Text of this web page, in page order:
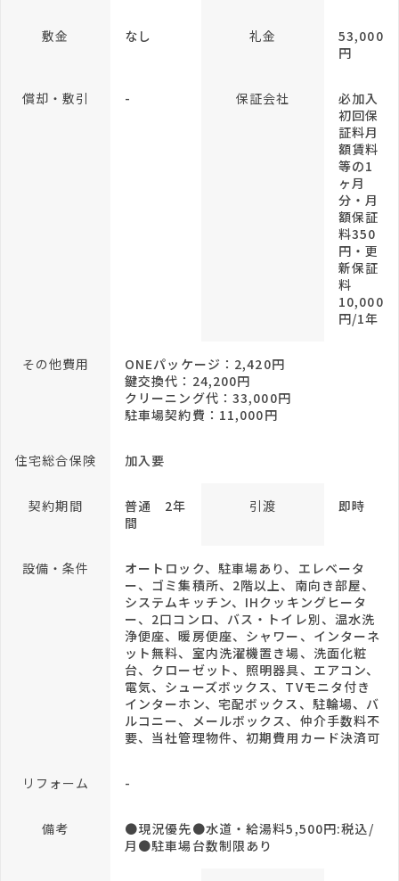
敷金 なし 礼金
53,000
円
償却・敷引 - 保証会社
必加入
初回保
証料月
額賃料
等の1
ヶ月
分・月
額保証
料350
円・更
新保証
料
10,000
円/1年
その他費用
ONEパッケージ：2,420円
鍵交換代：24,200円
クリーニング代：33,000円
駐車場契約費：11,000円
住宅総合保険 加入要
契約期間
普通 2年
間
引渡 即時
設備・条件
オートロック、駐車場あり、エレベータ
ー、ゴミ集積所、2階以上、南向き部屋、
システムキッチン、IHクッキングヒータ
ー、2口コンロ、バス・トイレ別、温水洗
浄便座、暖房便座、シャワー、インターネ
ット無料、室内洗濯機置き場、洗面化粧
台、クローゼット、照明器具、エアコン、
電気、シューズボックス、TVモニタ付き
インターホン、宅配ボックス、駐輪場、バ
ルコニー、メールボックス、仲介手数料不
要、当社管理物件、初期費用カード決済可
リフォーム -
備考
●現況優先●水道・給湯料5,500円:税込/
月●駐車場台数制限あり